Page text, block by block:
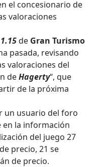
el concesionario de
valoraciones
de Gran Turismo
pasada, revisando
valoraciones del
deHagerty“, que
de la próxima
un usuario del foro
en la información
del juego 27
precio, 21 se
de precio.